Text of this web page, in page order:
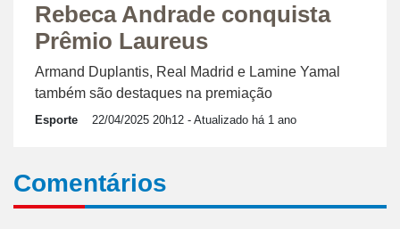
Rebeca Andrade conquista
Prêmio Laureus
Armand Duplantis, Real Madrid e Lamine Yamal
também são destaques na premiação
Esporte 22/04/2025 20h12 - Atualizado há 1 ano
Comentários